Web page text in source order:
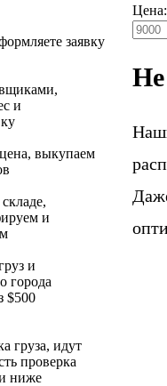
заявку
и
выкупаем
и
и
города
$500
груза, идут
проверка
ниже
Цена: